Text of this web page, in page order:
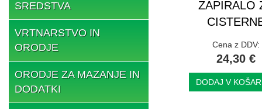
SREDSTVA
VRTNARSTVO IN
ORODJE
ORODJE ZA MAZANJE IN
DODATKI
ZAPIRALO
Cena z DDV:
24,30 €
DODAJ V